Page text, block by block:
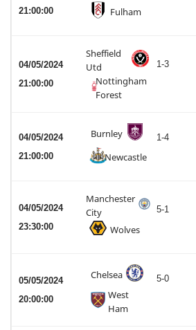
21:00:00
Fulham
04/05/2024
21:00:00
Sheffield
Utd
1-3
Nottingham
Forest
04/05/2024
21:00:00
Burnley 1-4
Newcastle
04/05/2024
23:30:00
Manchester
City
5-1
Wolves
05/05/2024
20:00:00
Chelsea 5-0
West
Ham